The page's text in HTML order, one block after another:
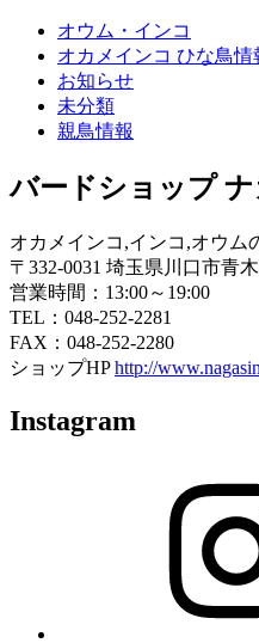
オウム・インコ
オカメインコ ひな鳥情
お知らせ
未分類
親鳥情報
バードショップ
オカメインコ,インコ,オウム
〒332-0031 埼玉県川口市青
営業時間：13:00～19:00
TEL：048-252-2281
FAX：048-252-2280
ショップHPhttp://
Instagram